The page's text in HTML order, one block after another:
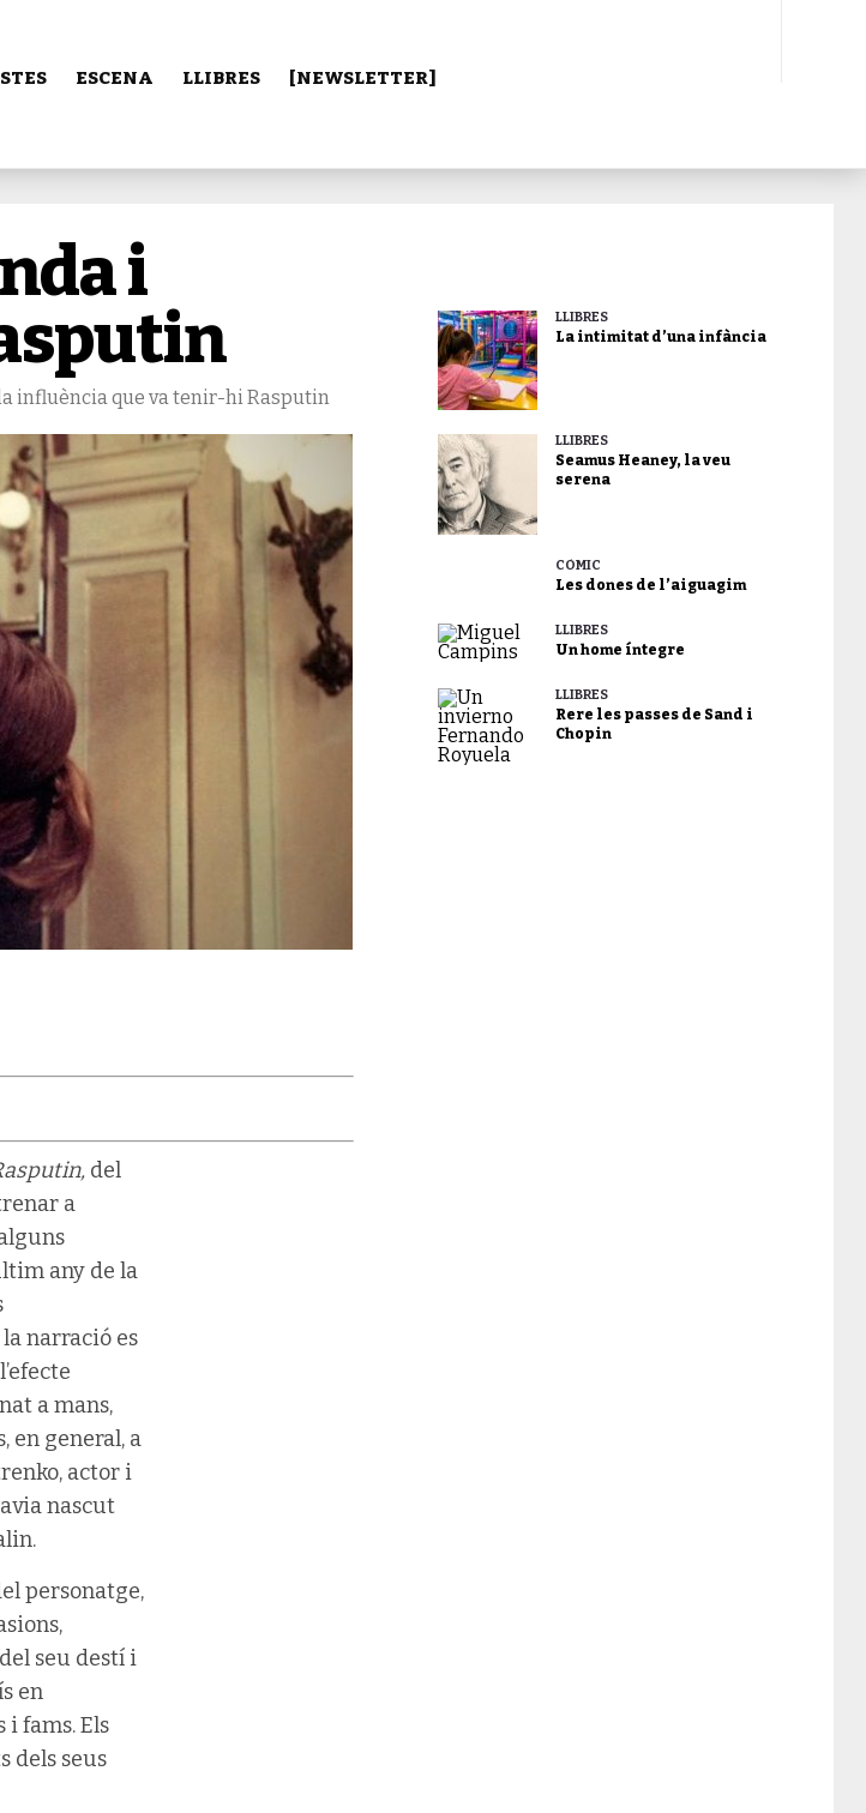
ESCENA LLIBRES [NEWSLETTER]
i
influència que va tenir-hi Rasputin
del
a
any de la
narració es
a mans,
en general, a
actor i
nascut
personatge,
seu destí i
en
fams. Els
dels seus
LLIBRES
La intimitat d’una infància
LLIBRES
Seamus Heaney, la veu
serena
CÒMIC
Les dones de l’aiguagim
LLIBRES
Un home íntegre
LLIBRES
Rere les passes de Sand i
Chopin